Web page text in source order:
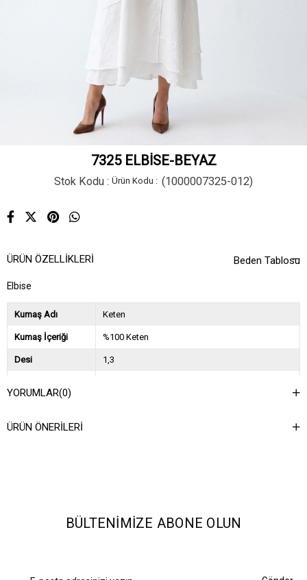
7325 ELBİSE-BEYAZ
Stok Kodu (1000007325-012)
Beden Tablosu
ÜRÜN ÖZELLIKLERI
Elbise
Kumaş Adı Keten
Kumaş İçeriği %100 Keten
Desi 1,3
Asorti Bilgisi
YORUMLAR(0)
ÜRÜN ÖNERILERI
BÜLTENIMIZE ABONE OLUN